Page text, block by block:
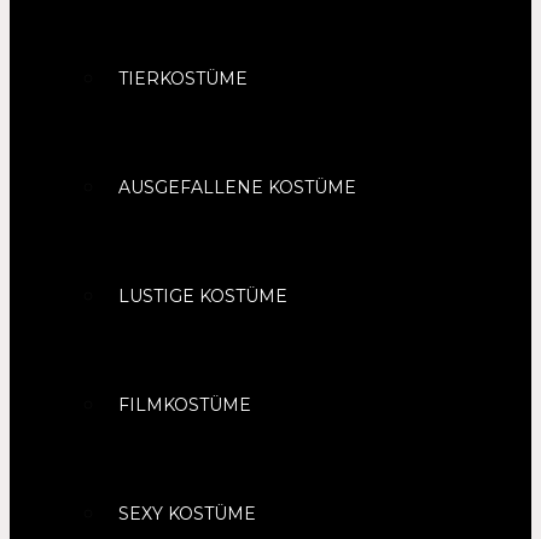
TIERKOSTÜME
AUSGEFALLENE KOSTÜME
LUSTIGE KOSTÜME
FILMKOSTÜME
SEXY KOSTÜME